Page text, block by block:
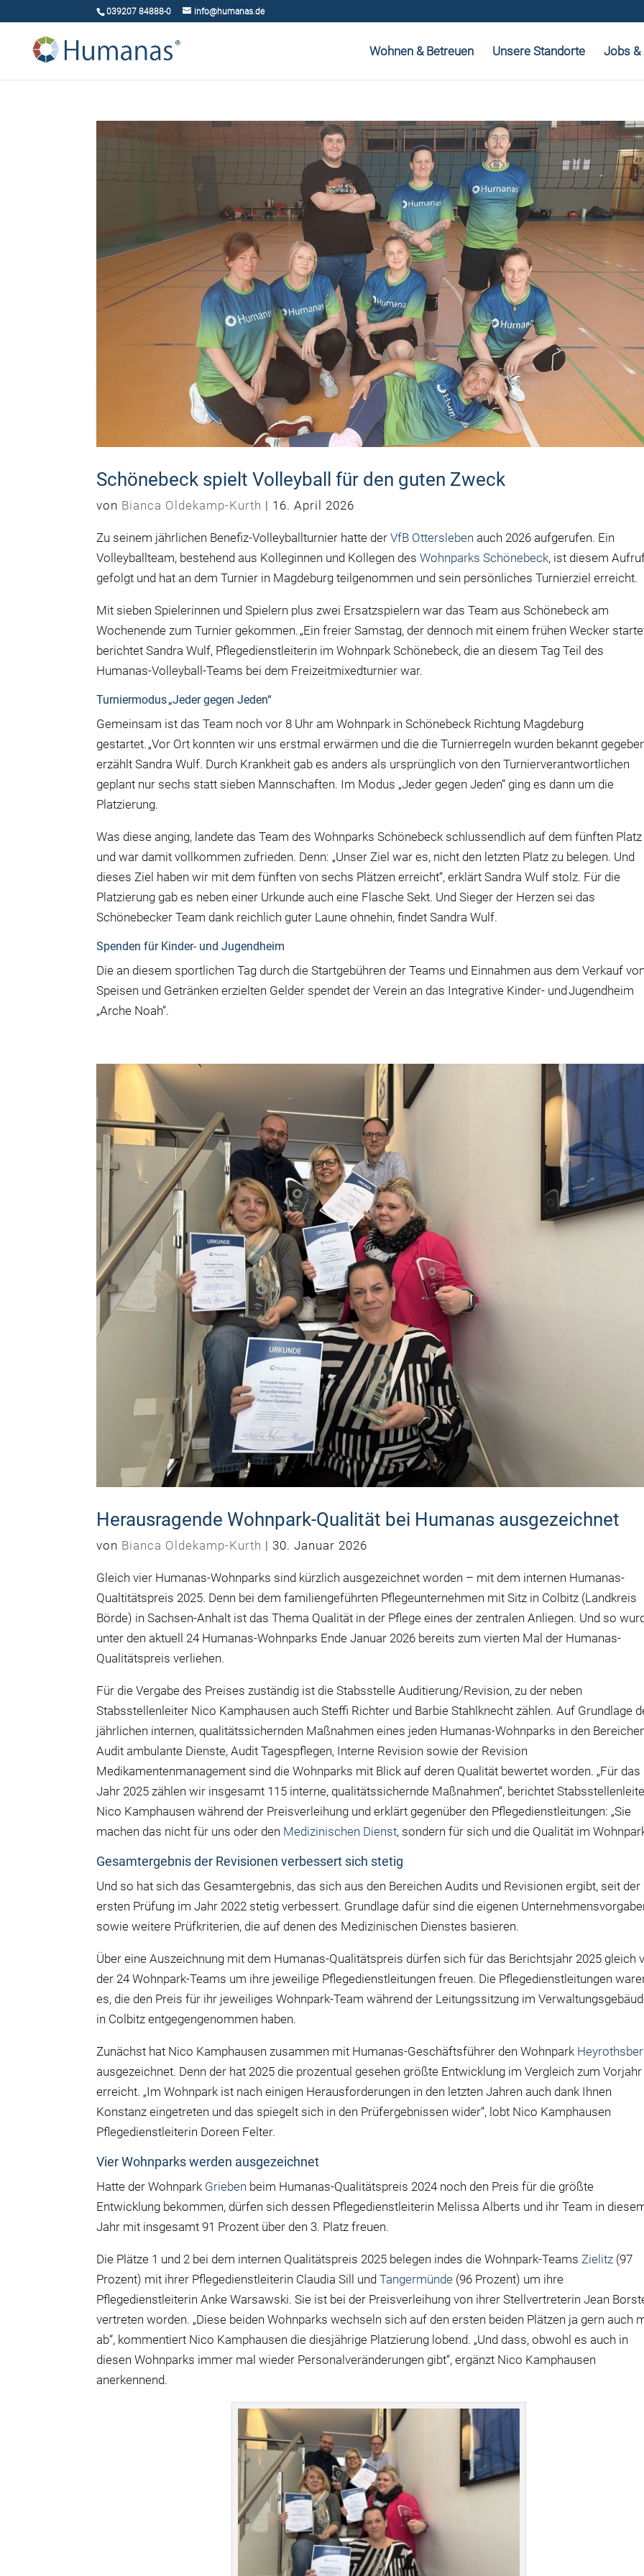
039207 84888-0 info@humanas.de
Wohnen & Betreuen Unsere Standorte Jobs &
Schönebeck spielt Volleyball für den guten Zweck
von Bianca Oldekamp-Kurth | 16. April 2026
Zu seinem jährlichen Benefiz-Volleyballturnier hatte derVfB Ottersleben auch 2026 aufgerufen. Ein
Volleyballteam, bestehend aus Kolleginnen und Kollegen desWohnparks Schönebeck, ist diesem
gefolgt und hat an dem Turnier in Magdeburg teilgenommen und sein persönliches Turnierziel erreicht.
Mit sieben Spielerinnen und Spielern plus zwei Ersatzspielern war das Team aus Schönebeck am
Wochenende zum Turnier gekommen. „Ein freier Samstag, der dennoch mit einem frühen Wecker
berichtet Sandra Wulf, Pflegedienstleiterin im Wohnpark Schönebeck, die an diesem Tag Teil des
Humanas-Volleyball-Teams bei dem Freizeitmixedturnier war.
Turniermodus „Jeder gegen Jeden“
Gemeinsam ist das Team noch vor 8 Uhr am Wohnpark in Schönebeck Richtung Magdeburg
gestartet. „Vor Ort konnten wir uns erstmal erwärmen und die die Turnierregeln wurden bekannt
erzählt Sandra Wulf. Durch Krankheit gab es anders als ursprünglich von den Turnierverantwortlichen
geplant nur sechs statt sieben Mannschaften. Im Modus „Jeder gegen Jeden“ ging es dann um die
Platzierung.
Was diese anging, landete das Team des Wohnparks Schönebeck schlussendlich auf dem fünften
und war damit vollkommen zufrieden. Denn: „Unser Ziel war es, nicht den letzten Platz zu belegen. Und
dieses Ziel haben wir mit dem fünften von sechs Plätzen erreicht“, erklärt Sandra Wulf stolz. Für die
Platzierung gab es neben einer Urkunde auch eine Flasche Sekt. Und Sieger der Herzen sei das
Schönebecker Team dank reichlich guter Laune ohnehin, findet Sandra Wulf.
Spenden für Kinder- und Jugendheim
Die an diesem sportlichen Tag durch die Startgebühren der Teams und Einnahmen aus dem Verkauf
Speisen und Getränken erzielten Gelder spendet der Verein an das Integrative Kinder- und Jugendheim
„Arche Noah“.
Herausragende Wohnpark-Qualität bei Humanas ausgezeichnet
von Bianca Oldekamp-Kurth | 30. Januar 2026
Gleich vier Humanas-Wohnparks sind kürzlich ausgezeichnet worden – mit dem internen Humanas-
Qualtitätspreis 2025. Denn bei dem familiengeführten Pflegeunternehmen mit Sitz in Colbitz (Landkreis
Börde) in Sachsen-Anhalt ist das Thema Qualität in der Pflege eines der zentralen Anliegen. Und so
unter den aktuell 24 Humanas-Wohnparks Ende Januar 2026 bereits zum vierten Mal der Humanas-
Qualitätspreis verliehen.
Für die Vergabe des Preises zuständig ist die Stabsstelle Auditierung/Revision, zu der neben
Stabsstellenleiter Nico Kamphausen auch Steffi Richter und Barbie Stahlknecht zählen. Auf Grundlage
jährlichen internen, qualitätssichernden Maßnahmen eines jeden Humanas-Wohnparks in den
Audit ambulante Dienste, Audit Tagespflegen, Interne Revision sowie der Revision
Medikamentenmanagement sind die Wohnparks mit Blick auf deren Qualität bewertet worden. „Für das
Jahr 2025 zählen wir insgesamt 115 interne, qualitätssichernde Maßnahmen“, berichtet
Nico Kamphausen während der Preisverleihung und erklärt gegenüber den Pflegedienstleitungen: „Sie
machen das nicht für uns oder den Medizinischen Dienst, sondern für sich und die Qualität im
Gesamtergebnis der Revisionen verbessert sich stetig
Und so hat sich das Gesamtergebnis, das sich aus den Bereichen Audits und Revisionen ergibt, seit der
ersten Prüfung im Jahr 2022 stetig verbessert. Grundlage dafür sind die eigenen
sowie weitere Prüfkriterien, die auf denen des Medizinischen Dienstes basieren.
Über eine Auszeichnung mit dem Humanas-Qualitätspreis dürfen sich für das Berichtsjahr 2025 gleich
der 24 Wohnpark-Teams um ihre jeweilige Pflegedienstleitungen freuen. Die Pflegedienstleitungen
es, die den Preis für ihr jeweiliges Wohnpark-Team während der Leitungssitzung im
in Colbitz entgegengenommen haben.
Zunächst hat Nico Kamphausen zusammen mit Humanas-Geschäftsführer den Wohnpark
ausgezeichnet. Denn der hat 2025 die prozentual gesehen größte Entwicklung im Vergleich zum Vorjahr
erreicht. „Im Wohnpark ist nach einigen Herausforderungen in den letzten Jahren auch dank Ihnen
Konstanz eingetreten und das spiegelt sich in den Prüfergebnissen wider“, lobt Nico Kamphausen
Pflegedienstleiterin Doreen Felter.
Vier Wohnparks werden ausgezeichnet
Hatte der Wohnpark Grieben beim Humanas-Qualitätspreis 2024 noch den Preis für die größte
Entwicklung bekommen, dürfen sich dessen Pflegedienstleiterin Melissa Alberts und ihr Team in
Jahr mit insgesamt 91 Prozent über den 3. Platz freuen.
Die Plätze 1 und 2 bei dem internen Qualitätspreis 2025 belegen indes die Wohnpark-Teams Zielitz (97
Prozent) mit ihrer Pflegedienstleiterin Claudia Sill undTangermünde (96 Prozent) um ihre
Pflegedienstleiterin Anke Warsawski. Sie ist bei der Preisverleihung von ihrer Stellvertreterin Jean
vertreten worden. „Diese beiden Wohnparks wechseln sich auf den ersten beiden Plätzen ja gern auch
ab“, kommentiert Nico Kamphausen die diesjährige Platzierung lobend. „Und dass, obwohl es auch in
diesen Wohnparks immer mal wieder Personalveränderungen gibt“, ergänzt Nico Kamphausen
anerkennend.